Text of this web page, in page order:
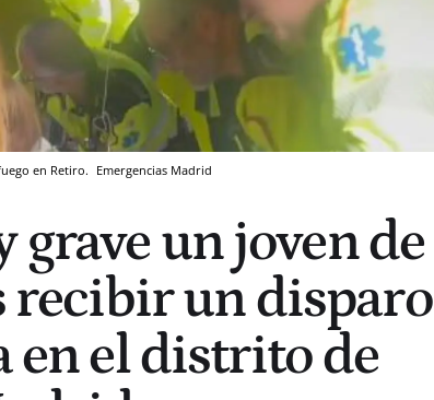
en Retiro. Emergencias Madrid
un joven de
recibir un disparo
en el distrito de